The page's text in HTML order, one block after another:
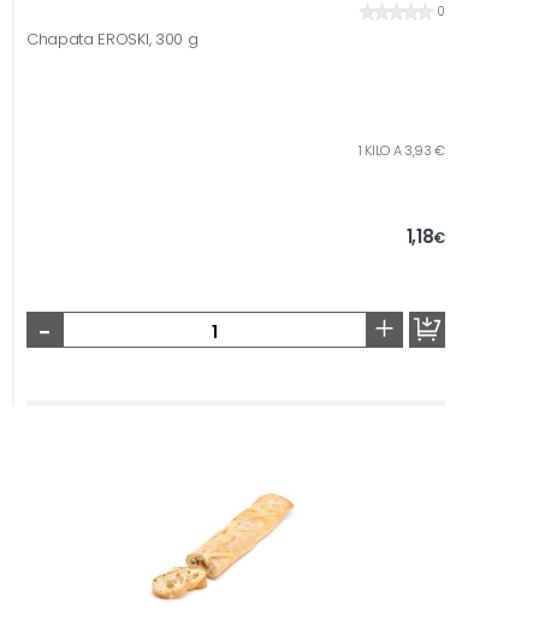
0
Chapata EROSKI, 300 g
1 KILO A 3,93 €
1,18€
- +